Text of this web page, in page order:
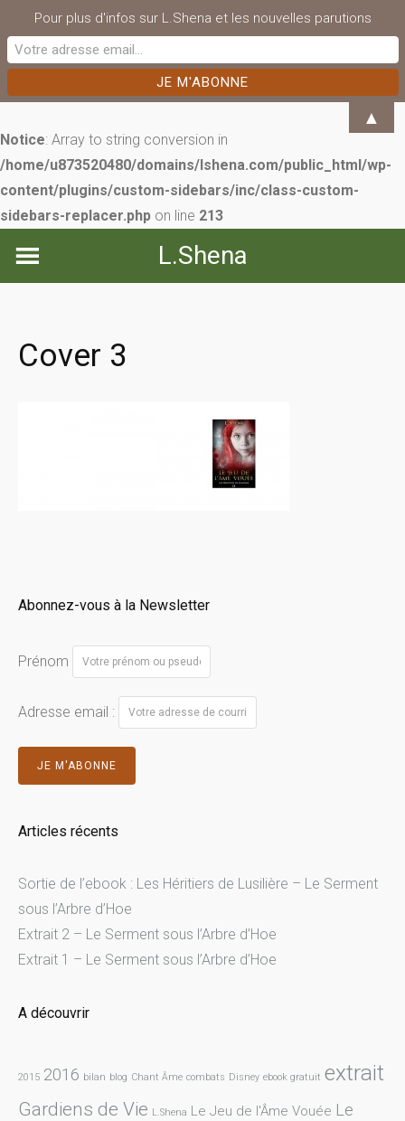
Notice: Array to string conversion in
/home/u873520480/domains/lshena.com/public_html/wp-
content/plugins/custom-sidebars/inc/class-custom-
sidebars-replacer.php on line 213
L.Shena
Cover 3
Abonnez-vous à la Newsletter
Prénom
Adresse email :
Articles récents
Sortie de l’ebook : Les Héritiers de Lusilière – Le Serment
sous l’Arbre d’Hoe
Extrait 2 – Le Serment sous l’Arbre d’Hoe
Extrait 1 – Le Serment sous l’Arbre d’Hoe
A découvrir
2015 2016 bilan blog Chant Âme combats Disney ebook gratuit extrait
Gardiens de Vie L.Shena Le Jeu de l'Âme Vouée Le
Pour plus d'infos sur L.Shena et les nouvelles parutions
▲